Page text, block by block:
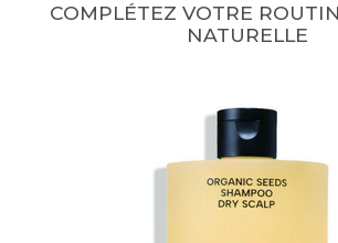
COMPLÉTEZ VOTRE
NATURELLE